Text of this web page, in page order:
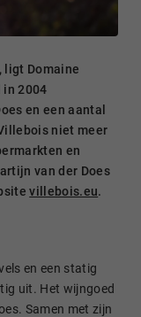
ligt Domaine
in 2004
en een aantal
niet meer
en
van der Does
villebois.eu.
en een statig
uit. Het wijngoed
Samen met zijn